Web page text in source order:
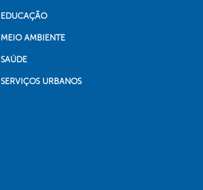
EDUCAÇÃO
MEIO AMBIENTE
SAÚDE
SERVIÇOS URBANOS